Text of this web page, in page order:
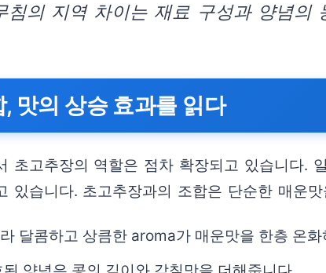
침의 지역 차이는 재료 구성과 양념의
맛의 상승 효과를 읽다
초고추장의 역할은 점차 확장되고 있습니다.
있습니다. 초고추장과의 조합은 단순한 매운
달콤하고 상큼한 aroma가 매운맛을 한층 온화